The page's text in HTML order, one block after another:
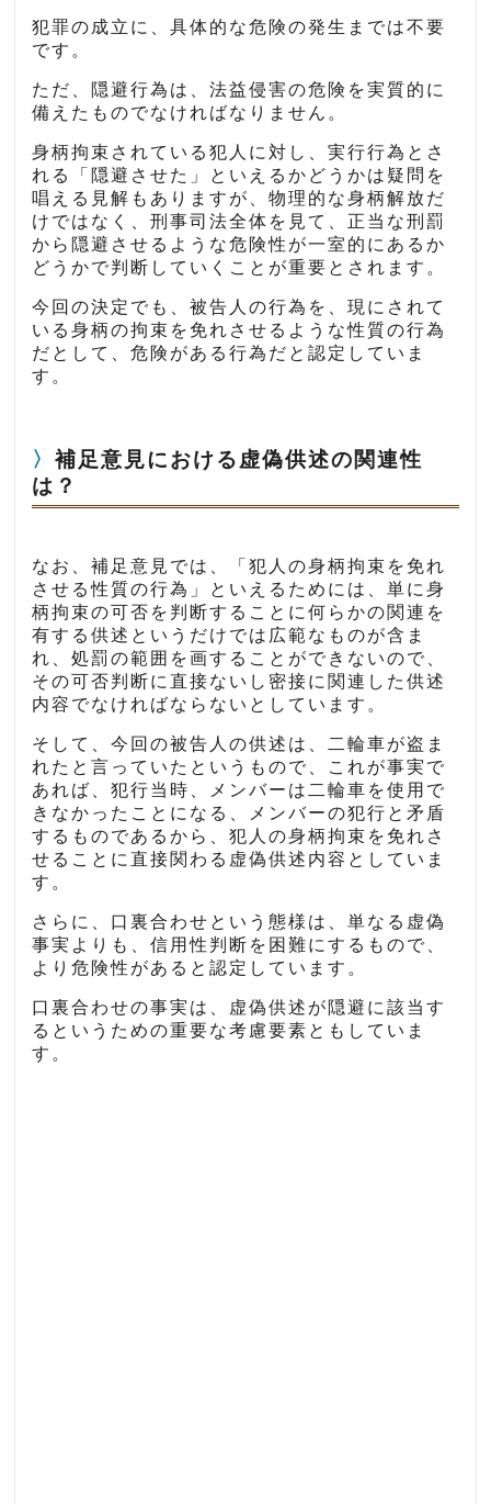
犯罪の成立に、具体的な危険の発生までは不要
です。
ただ、隠避行為は、法益侵害の危険を実質的に
備えたものでなければなりません。
身柄拘束されている犯人に対し、実行行為とさ
れる「隠避させた」といえるかどうかは疑問を
唱える見解もありますが、物理的な身柄解放だ
けではなく、刑事司法全体を見て、正当な刑罰
から隠避させるような危険性が一室的にあるか
どうかで判断していくことが重要とされます。
今回の決定でも、被告人の行為を、現にされて
いる身柄の拘束を免れさせるような性質の行為
だとして、危険がある行為だと認定していま
す。
補足意見における虚偽供述の関連性
は？
なお、補足意見では、「犯人の身柄拘束を免れ
させる性質の行為」といえるためには、単に身
柄拘束の可否を判断することに何らかの関連を
有する供述というだけでは広範なものが含ま
れ、処罰の範囲を画することができないので、
その可否判断に直接ないし密接に関連した供述
内容でなければならないとしています。
そして、今回の被告人の供述は、二輪車が盗ま
れたと言っていたというもので、これが事実で
あれば、犯行当時、メンバーは二輪車を使用で
きなかったことになる、メンバーの犯行と矛盾
するものであるから、犯人の身柄拘束を免れさ
せることに直接関わる虚偽供述内容としていま
す。
さらに、口裏合わせという態様は、単なる虚偽
事実よりも、信用性判断を困難にするもので、
より危険性があると認定しています。
口裏合わせの事実は、虚偽供述が隠避に該当す
るというための重要な考慮要素ともしていま
す。